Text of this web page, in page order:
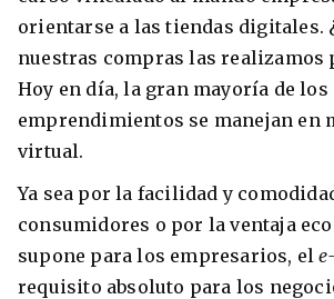
orientarse a las tiendas digitales.
nuestras compras las realizamos
Hoy en día, la gran mayoría de los
emprendimientos se manejan en
virtual.
Ya sea por la facilidad y
consumidores o por la ventaja
supone para los empresarios, el
requisito absoluto para los